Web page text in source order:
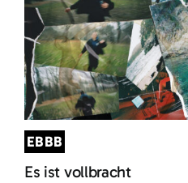
EBBB
Es ist vollbracht